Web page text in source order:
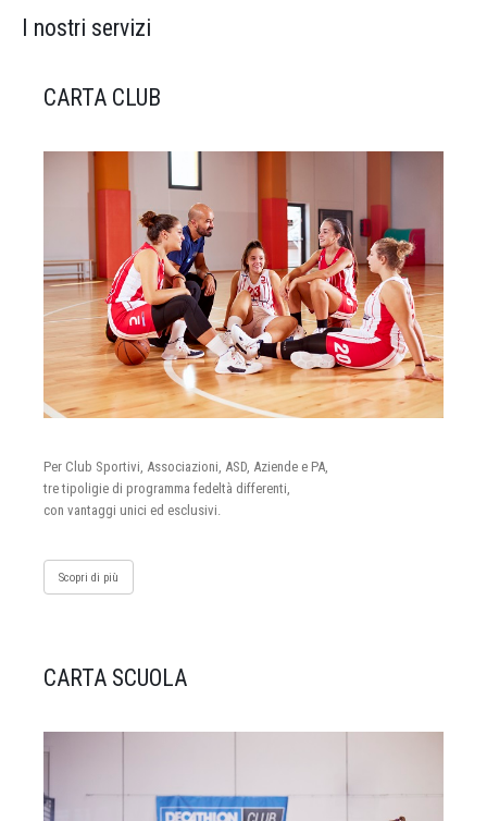
I nostri servizi
CARTA CLUB
Per Club Sportivi, Associazioni, ASD, Aziende e PA,
tre tipoligie di programma fedeltà differenti,
con vantaggi unici ed esclusivi.
Scopri di più
CARTA SCUOLA